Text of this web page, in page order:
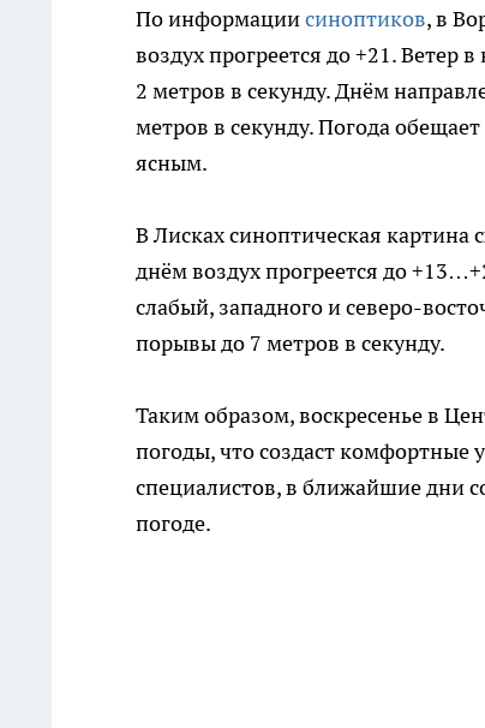
По информациисиноптиков, в
воздух прогреется до +21. Ветер
2 метров в секунду. Днём
метров в секунду. Погода
ясным.
В Лисках синоптическая картина
днём воздух прогреется до
слабый, западного и северо-
порывы до 7 метров в секунду.
Таким образом, воскресенье в
погоды, что создаст комфортные
специалистов, в ближайшие дни
погоде.